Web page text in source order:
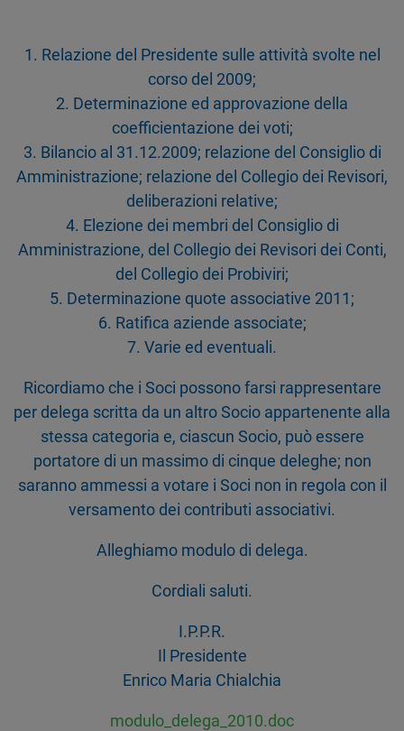
1. Relazione del Presidente sulle attività svolte nel
corso del 2009;
2. Determinazione ed approvazione della
coefficientazione dei voti;
3. Bilancio al 31.12.2009; relazione del Consiglio di
Amministrazione; relazione del Collegio dei Revisori,
deliberazioni relative;
4. Elezione dei membri del Consiglio di
Amministrazione, del Collegio dei Revisori dei Conti,
del Collegio dei Probiviri;
5. Determinazione quote associative 2011;
6. Ratifica aziende associate;
7. Varie ed eventuali.
Ricordiamo che i Soci possono farsi rappresentare
per delega scritta da un altro Socio appartenente alla
stessa categoria e, ciascun Socio, può essere
portatore di un massimo di cinque deleghe; non
saranno ammessi a votare i Soci non in regola con il
versamento dei contributi associativi.
Alleghiamo modulo di delega.
Cordiali saluti.
I.P.P.R.
Il Presidente
Enrico Maria Chialchia
modulo_delega_2010.doc